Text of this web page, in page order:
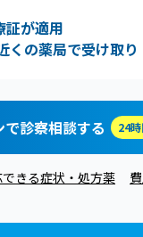
証が適用
くの薬局で受け取り
診察相談する 24
きる症状・処方薬